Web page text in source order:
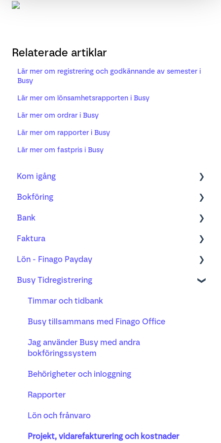
Relaterade artiklar
Lär mer om registrering och godkännande av semester i
Busy
Lär mer om lönsamhetsrapporten i Busy
Lär mer om ordrar i Busy
Lär mer om rapporter i Busy
Lär mer om fastpris i Busy
Kom igång
Bokföring
Fakturering
Bank
Projekt
Lön
Busy tidsregistrering
Bokföring
Kom igång med ny bilagshantering
Verifikationshantering
Underlag, kvitto och godkännande
Moms
Anläggningsregister
AI-mottagandet
Valuta
Bank
Bank
Bankavstämning
Betalning
Faktura
Order
Faktura
Distribution
Påminnelse och inkasso
Lön - Finago Payday
Anställda, anställningsförhållande och lön
Arbetsgivaravgift och skatteavdrag
Reseräkning och utlägg
Semester, frånvaro och pension
Busy Tidregistrering
Timmar och tidbank
Busy tillsammans med Finago Office
Jag använder Busy med andra
bokföringssystem
Behörigheter och inloggning
Rapporter
Lön och frånvaro
Projekt, vidarefakturering och kostnader